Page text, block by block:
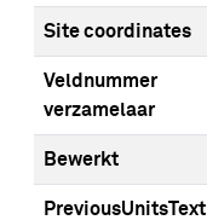
Site coordinates
Veldnummer
verzamelaar
Bewerkt
PreviousUnitsText